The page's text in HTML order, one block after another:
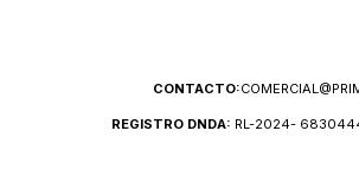
CONTACTO:
REGISTRO DNDA: RL-2024-